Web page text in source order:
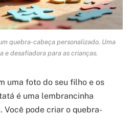
quebra-cabeça personalizado. Uma
e desafiadora para as crianças.
uma foto do seu filho e os
é uma lembrancinha
Você pode criar o quebra-